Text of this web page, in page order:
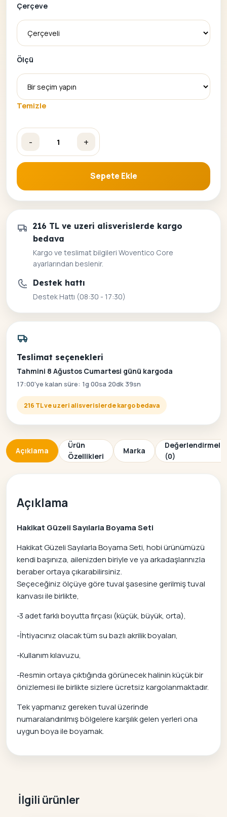
Çerçeve
Ölçü
Temizle
-
Hakikat Güzeli Sayılarla Boyama Seti adet
+
Sepete Ekle
216 TL ve uzeri alisverislerde kargo
bedava
Kargo ve teslimat bilgileri Woventico Core
ayarlarından beslenir.
Destek hattı
Destek Hattı (08:30 - 17:30)
Teslimat seçenekleri
Tahmini 8 Ağustos Cumartesi günü kargoda
17:00'ye kalan süre: 1g 00sa 20dk 39sn
216 TL ve uzeri alisverislerde kargo bedava
Açıklama
Ürün
Özellikleri
Marka
(0)
Açıklama
Hakikat Güzeli Sayılarla Boyama Seti
Hakikat Güzeli Sayılarla Boyama Seti, hobi ürünümüzü
kendi başınıza, ailenizden biriyle ve ya arkadaşlarınızla
beraber ortaya çıkarabilirsiniz.
Seçeceğiniz ölçüye göre tuval şasesine gerilmiş tuval
kanvası ile birlikte,
-3 adet farklı boyutta fırçası (küçük, büyük, orta),
-İhtiyacınız olacak tüm su bazlı akrilik boyaları,
-Kullanım kılavuzu,
-Resmin ortaya çıktığında görünecek halinin küçük bir
önizlemesi ile birlikte sizlere ücretsiz kargolanmaktadır.
Tek yapmanız gereken tuval üzerinde
numaralandırılmış bölgelere karşılık gelen yerleri ona
uygun boya ile boyamak.
İlgili ürünler